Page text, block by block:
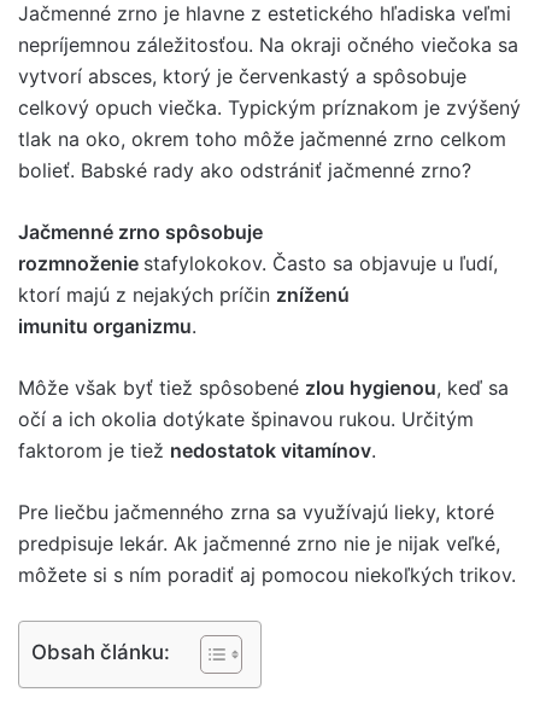
Jačmenné zrno je hlavne z estetického hľadiska veľmi
nepríjemnou záležitosťou. Na okraji očného viečoka sa
vytvorí absces, ktorý je červenkastý a spôsobuje
celkový opuch viečka. Typickým príznakom je zvýšený
tlak na oko, okrem toho môže jačmenné zrno celkom
bolieť. Babské rady ako odstrániť jačmenné zrno?
Jačmenné zrno spôsobuje
rozmnoženie stafylokokov. Často sa objavuje u ľudí,
ktorí majú z nejakých príčin zníženú
imunitu organizmu.
Môže však byť tiež spôsobené zlou hygienou, keď sa
očí a ich okolia dotýkate špinavou rukou. Určitým
faktorom je tiež nedostatok vitamínov.
Pre liečbu jačmenného zrna sa využívajú lieky, ktoré
predpisuje lekár. Ak jačmenné zrno nie je nijak veľké,
môžete si s ním poradiť aj pomocou niekoľkých trikov.
Obsah článku: